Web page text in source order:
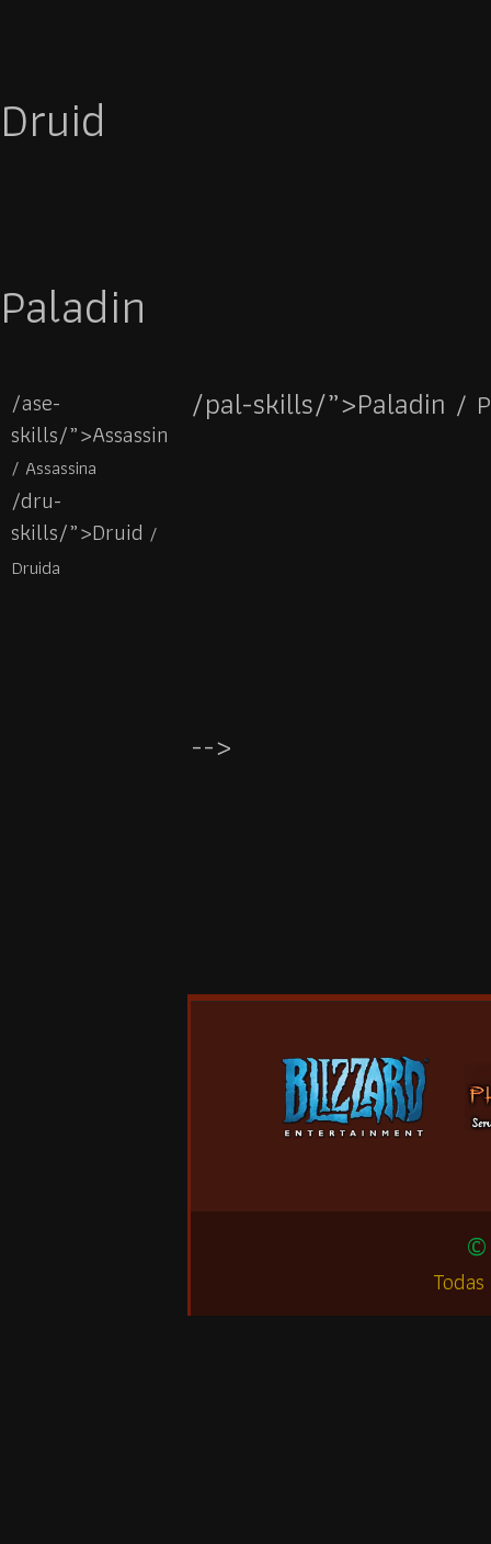
Druid
Paladin
/ase-
skills/”>Assassin
/ Assassina
/dru-
skills/”>Druid /
Druida
/pal-skills/”>Paladin /
-->